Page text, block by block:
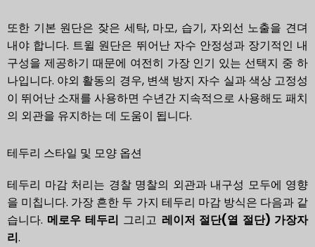
또한 기본 원단은 잦은 세탁, 마모, 습기, 자외선 노출을 견뎌
내야 합니다. 트윌 원단은 뛰어난 자수 안정성과 장기적인 내
구성을 제공하기 때문에 여전히 가장 인기 있는 선택지 중 하
나입니다. 야외 활동의 경우, 변색 방지 자수 실과 색상 고정성
이 뛰어난 소재를 사용하면 수년간 지속적으로 사용해도 패치
의 외관을 유지하는 데 도움이 됩니다.
테두리 스타일 및 모양 옵션
테두리 마감 처리는 경찰 명찰의 외관과 내구성 모두에 영향
을 미칩니다. 가장 흔한 두 가지 테두리 마감 방식은 다음과 같
습니다. 메로우 테두리 그리고 레이저 절단(열 절단) 가장자
리.